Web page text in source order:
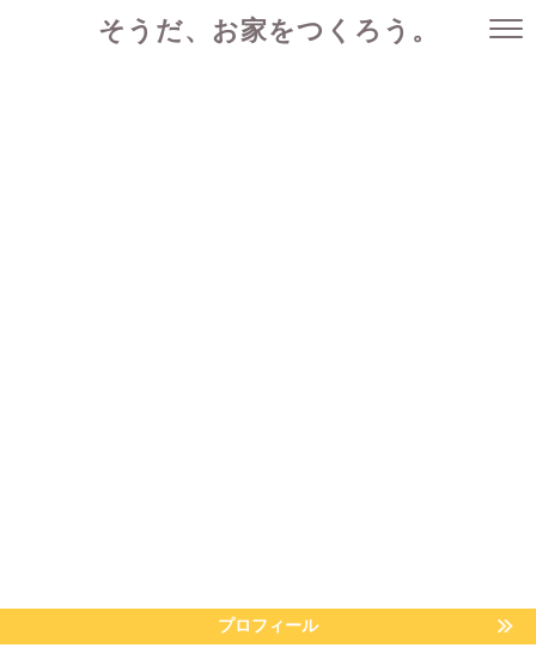
そうだ、お家をつくろう。
プロフィール